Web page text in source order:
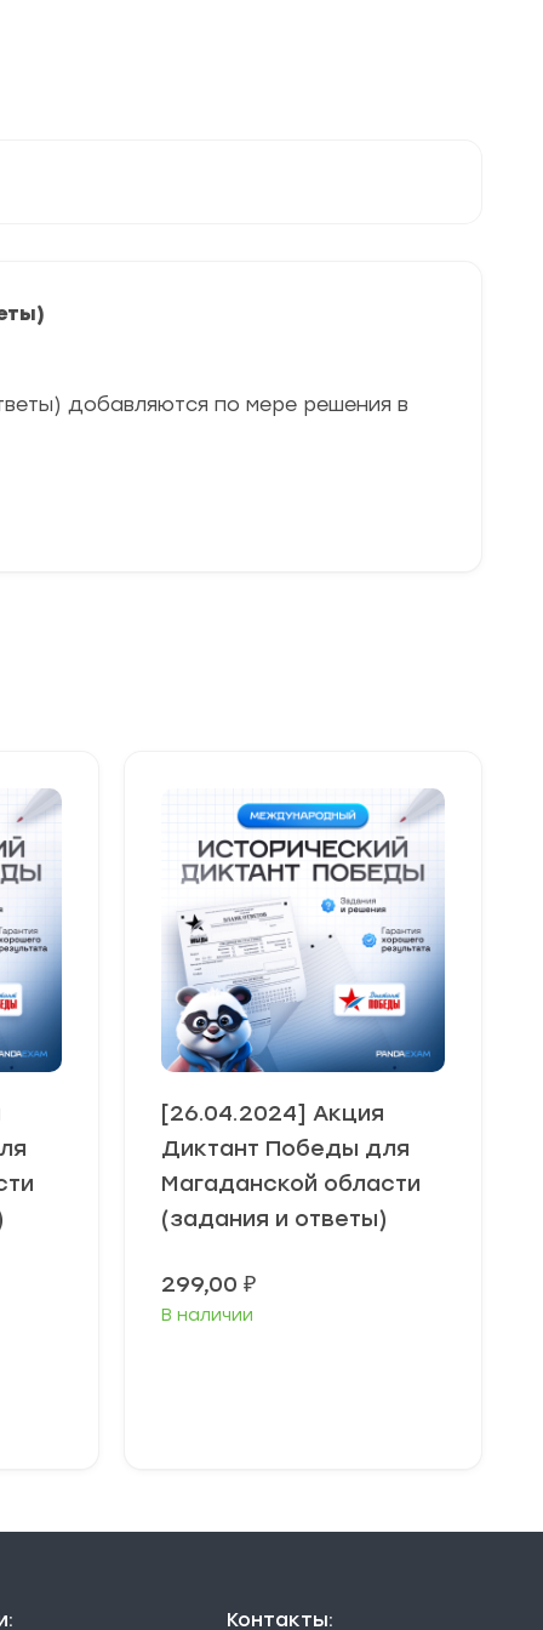
добавляются по мере решения в
[26.04.2024] Акция
Диктант Победы для
Магаданской области
(задания и ответы)
299,00 ₽
В наличии
Контакты: